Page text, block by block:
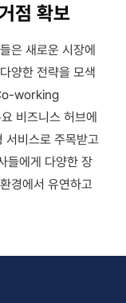
점 확보
은 새로운 시장에
양한 전략을 모색
working
비즈니스 허브에
서비스로 주목받고
들에게 다양한 장
경에서 유연하고